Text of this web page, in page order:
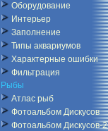
Оборудование
Интерьер
Заполнение
Типы аквариумов
Характерные ошибки
Фильтрация
Рыбы
Атлас рыб
Фотоальбом Дискусов
Фотоальбом Дискусов-2